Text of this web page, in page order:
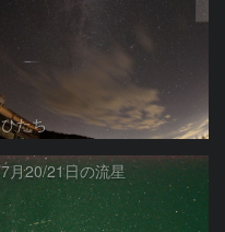
ひたち
7月20/21日の流星